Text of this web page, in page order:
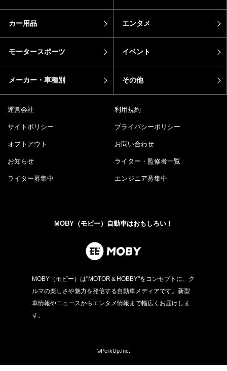
カー用品 エンタメ
モータースポーツ イベント
メーカー・車種別 その他
運営会社 利用規約
サイトポリシー プライバシーポリシー
オプトアウト お問い合わせ
お知らせ ライター・監修者一覧
ライター募集中 エンジニア募集中
MOBY（モビー）自動車はおもしろい！
MOBY（モビー）は"MOTOR＆HOBBY"をコンセプトに、ク
ルマの楽しさや魅力を発信する自動車メディアです。新型
車情報やニュースからエンタメ情報まで幅広くお届けしま
す。
©PerkUp.Inc.